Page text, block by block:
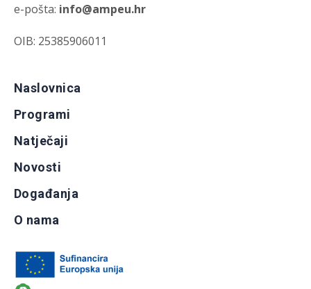
e-pošta: info@ampeu.hr
OIB: 25385906011
Naslovnica
Programi
Natječaji
Novosti
Događanja
O nama